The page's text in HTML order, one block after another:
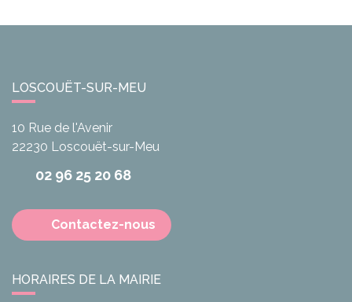
LOSCOUËT-SUR-MEU
10 Rue de l'Avenir
22230 Loscouët-sur-Meu
02 96 25 20 68
Contactez-nous
HORAIRES DE LA MAIRIE